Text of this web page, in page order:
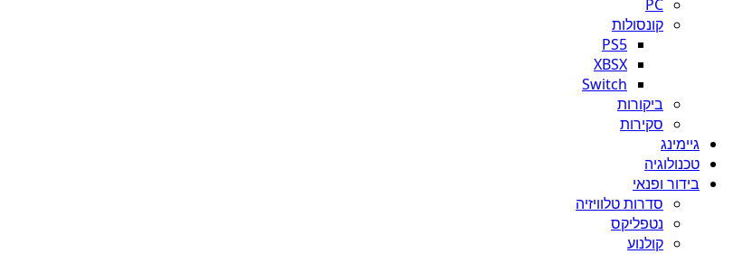
PC
קונסולות
PS5
XBSX
Switch
ביקורות
סקירות
גיימינג
טכנולוגיה
בידור ופנאי
סדרות טלוויזיה
נטפליקס
קולנוע